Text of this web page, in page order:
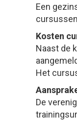
Een
Kosten
Naast de
Het
De